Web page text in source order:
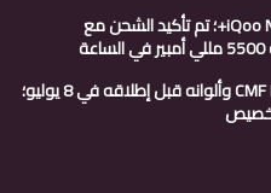
الكشف عن تاريخ إطلاق iQoo Neo 9s Pro+؛ تم تأكيد الشحن مع
الكشف عن تصميم هاتف CMF Phone 1 وألوانه قبل إطلاقه في 8 يوليو؛